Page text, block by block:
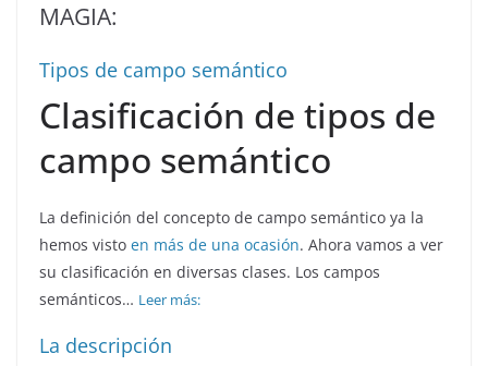
MAGIA:
Tipos de campo semántico
Clasificación de tipos de
campo semántico
La definición del concepto de campo semántico ya la
hemos visto en más de una ocasión. Ahora vamos a ver
su clasificación en diversas clases. Los campos
semánticos… Leer más:
La descripción